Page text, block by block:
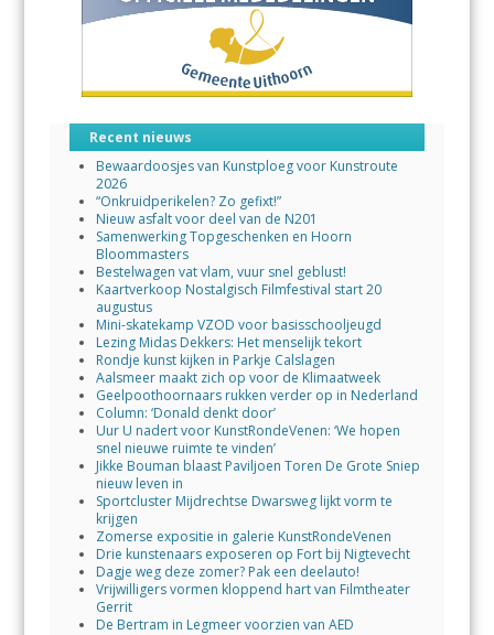
Recent nieuws
Bewaardoosjes van Kunstploeg voor Kunstroute
2026
“Onkruidperikelen? Zo gefixt!”
Nieuw asfalt voor deel van de N201
Samenwerking Topgeschenken en Hoorn
Bloommasters
Bestelwagen vat vlam, vuur snel geblust!
Kaartverkoop Nostalgisch Filmfestival start 20
augustus
Mini-skatekamp VZOD voor basisschooljeugd
Lezing Midas Dekkers: Het menselijk tekort
Rondje kunst kijken in Parkje Calslagen
Aalsmeer maakt zich op voor de Klimaatweek
Geelpoothoornaars rukken verder op in Nederland
Column: ‘Donald denkt door’
Uur U nadert voor KunstRondeVenen: ‘We hopen
snel nieuwe ruimte te vinden’
Jikke Bouman blaast Paviljoen Toren De Grote Sniep
nieuw leven in
Sportcluster Mijdrechtse Dwarsweg lijkt vorm te
krijgen
Zomerse expositie in galerie KunstRondeVenen
Drie kunstenaars exposeren op Fort bij Nigtevecht
Dagje weg deze zomer? Pak een deelauto!
Vrijwilligers vormen kloppend hart van Filmtheater
Gerrit
De Bertram in Legmeer voorzien van AED